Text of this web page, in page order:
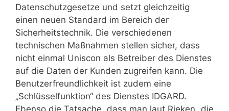
Datenschutzgesetze und setzt gleichzeitig
einen neuen Standard im Bereich der
Sicherheitstechnik. Die verschiedenen
technischen Maßnahmen stellen sicher, dass
nicht einmal Uniscon als Betreiber des Dienstes
auf die Daten der Kunden zugreifen kann. Die
Benutzerfreundlichkeit ist zudem eine
„Schlüsselfunktion“ des Dienstes IDGARD.
Ebenso die Tatsache, dass man laut Rieken „die